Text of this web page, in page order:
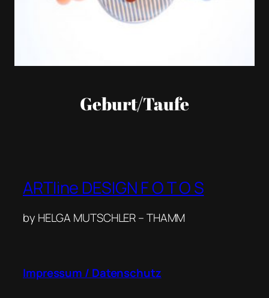
Geburt/Taufe
ARTline DESIGN F O T O S
by HELGA MUTSCHLER – THAMM
Impressum / Datenschutz